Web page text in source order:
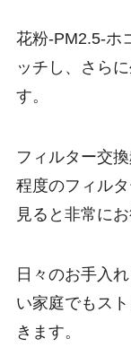
花粉-PM2.5-ホ
ッチし、さら
す。
フィルター交
程度のフィル
見ると非常にお
日々のお手入
い家庭でもス
きます。